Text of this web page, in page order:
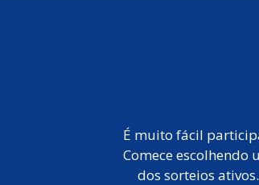
É muito fácil
Comece escolhendo
dos sorteios ativos.